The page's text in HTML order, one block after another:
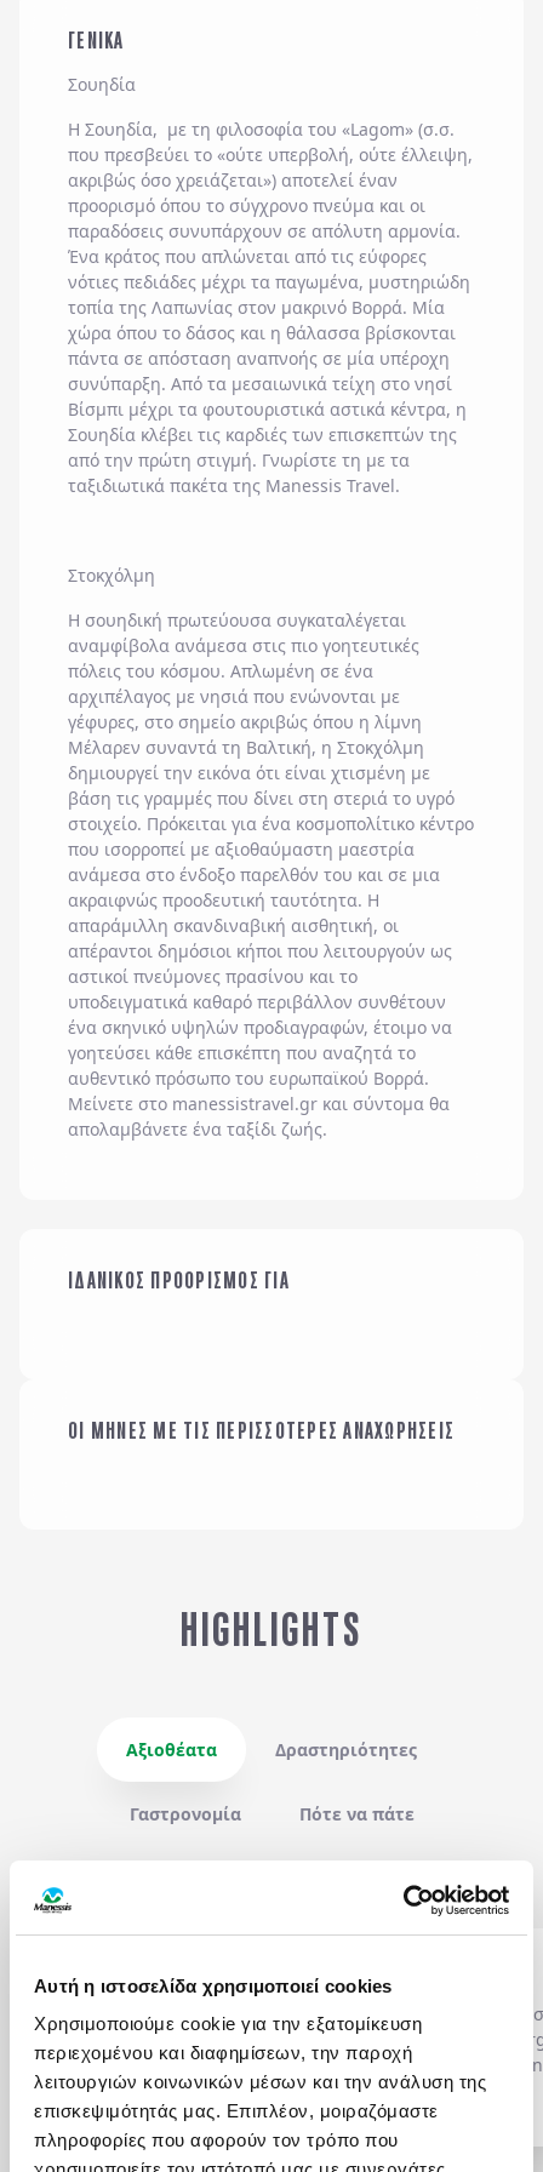
Αυτή η ιστοσελίδα χρησιμοποιεί cookies
Χρησιμοποιούμε cookie για την εξατομίκευση
περιεχομένου και διαφημίσεων, την παροχή
λειτουργιών κοινωνικών μέσων και την ανάλυση της
επισκεψιμότητάς μας. Επιπλέον, μοιραζόμαστε
πληροφορίες που αφορούν τον τρόπο που
ΓΕΝΙΚΑ
Σουηδία
Η Σουηδία, με τη φιλοσοφία του «Lagom» (σ.σ.
που πρεσβεύει το «ούτε υπερβολή, ούτε έλλειψη,
ακριβώς όσο χρειάζεται») αποτελεί έναν
προορισμό όπου το σύγχρονο πνεύμα και οι
παραδόσεις συνυπάρχουν σε απόλυτη αρμονία.
Ένα κράτος που απλώνεται από τις εύφορες
νότιες πεδιάδες μέχρι τα παγωμένα, μυστηριώδη
τοπία της Λαπωνίας στον μακρινό Βορρά. Μία
χώρα όπου το δάσος και η θάλασσα βρίσκονται
πάντα σε απόσταση αναπνοής σε μία υπέροχη
συνύπαρξη. Από τα μεσαιωνικά τείχη στο νησί
Βίσμπι μέχρι τα φουτουριστικά αστικά κέντρα, η
Σουηδία κλέβει τις καρδιές των επισκεπτών της
από την πρώτη στιγμή. Γνωρίστε τη με τα
ταξιδιωτικά πακέτα της Manessis Travel.
Στοκχόλμη
Η σουηδική πρωτεύουσα συγκαταλέγεται
αναμφίβολα ανάμεσα στις πιο γοητευτικές
πόλεις του κόσμου. Απλωμένη σε ένα
αρχιπέλαγος με νησιά που ενώνονται με
γέφυρες, στο σημείο ακριβώς όπου η λίμνη
Μέλαρεν συναντά τη Βαλτική, η Στοκχόλμη
δημιουργεί την εικόνα ότι είναι χτισμένη με
βάση τις γραμμές που δίνει στη στεριά το υγρό
στοιχείο. Πρόκειται για ένα κοσμοπολίτικο κέντρο
που ισορροπεί με αξιοθαύμαστη μαεστρία
ανάμεσα στο ένδοξο παρελθόν του και σε μια
ακραιφνώς προοδευτική ταυτότητα. Η
απαράμιλλη σκανδιναβική αισθητική, οι
απέραντοι δημόσιοι κήποι που λειτουργούν ως
αστικοί πνεύμονες πρασίνου και το
υποδειγματικά καθαρό περιβάλλον συνθέτουν
ένα σκηνικό υψηλών προδιαγραφών, έτοιμο να
γοητεύσει κάθε επισκέπτη που αναζητά το
αυθεντικό πρόσωπο του ευρωπαϊκού Βορρά.
Μείνετε στο manessistravel.gr και σύντομα θα
απολαμβάνετε ένα ταξίδι ζωής.
ΙΔΑΝΙΚΟΣ ΠΡΟΟΡΙΣΜΟΣ ΓΙΑ
ΟΙΚΟΓΕΝΕΙΑ ΜΕ
ΠΑΙΔΙΑ
ΟΙ ΜΗΝΕΣ ΜΕ ΤΙΣ ΠΕΡΙΣΣΟΤΕΡΕΣ ΑΝΑΧΩΡΗΣΕΙΣ
ΙΑΝΟΥΑΡΙΟΣ
HIGHLIGHTS
Αξιοθέατα Δραστηριότητες
Γαστρονομία Πότε να πάτε
STADSHUSET
Δημαρχείο της
Στοκχόλμης
ορθώνεται
επιβλητικό στην άκρη του
νερού, με τον
χαρακτηριστικό του πύργο
και τις τρεις χρυσές κορώνες
να αποτελούν το πιο
Περισσότερα...
SKANSEN
Στο καταπράσινο
Γιουργκόρντεν -
τοΣκάνσεν - Skansen
την παγκόσμια
παλαιότερο υπαίθριο
μουσείο του
λειτουργώντας ως
Περισσότερα...